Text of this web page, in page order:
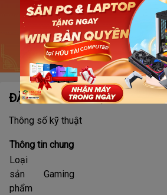
ĐẶC ĐIỂM NỔI BẬT
Thông số kỹ thuật
Thông tin chung
Loại
sản
phẩm
Gaming